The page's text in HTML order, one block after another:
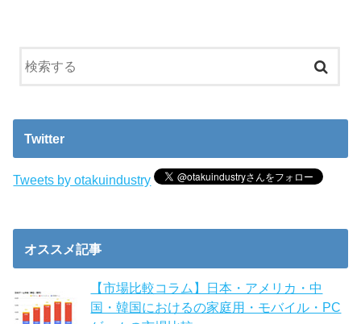
Twitter
Tweets by otakuindustry
オススメ記事
【市場比較コラム】日本・アメリカ・中
国・韓国におけるの家庭用・モバイル・PC